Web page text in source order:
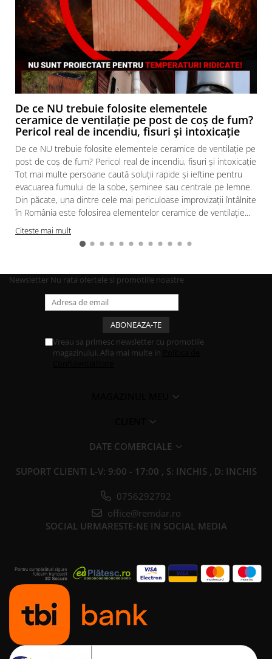
De ce NU trebuie folosite elementele
ceramice de ventilație pe post de coș de fum?
Pericol real de incendiu, fisuri și intoxicație
De ce NU trebuie folosite elementele ceramice de ventilație pe
post de coș de fum? Pericol real de incendiu, fisuri și intoxicație
Tot mai multe persoane caută soluții rapide și ieftine pentru
evacuarea fumului de la sobe, șeminee sau centrale pe lemne.
Din păcate, una dintre cele mai periculoase improvizații întâlnite
în România este folosirea elementelor ceramice de ventilație...
Citeste mai mult
Newsletter Nu rata ofertele si promotiile noastre
Vreau sa primesc newsletter cu promotiile
magazinului. Afla mai multe in
DATE COMERCIALE
SUPORT CLIENTI L-V: 9:00 - 17:00 , S: INCHIS , D: INCHIS
0756292792
office@remdar.ro
SOCIAL URMARESTE-NE IN SOCIAL MEDIA